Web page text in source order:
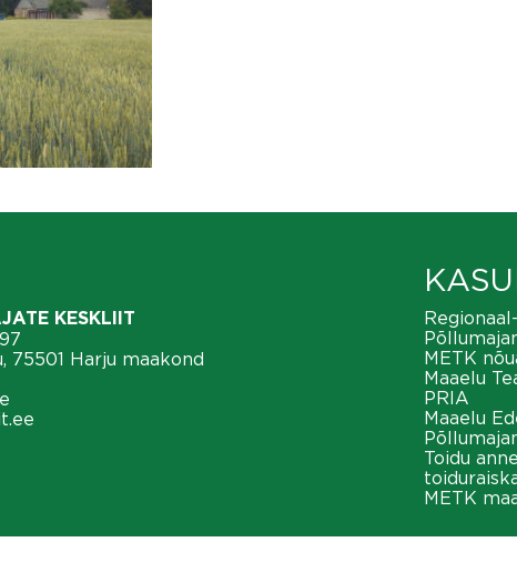
KESKLIIT
75501 Harju maakond
METK
Maaelu
PRIA
Maaelu
Toidu
METK